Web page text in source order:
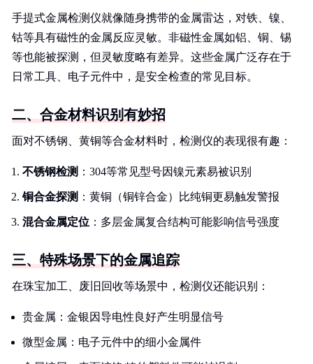
手提式金属检测仪就像随身携带的金属雷达，对铁、镍、
钴等具有磁性的金属反应灵敏。非磁性金属如铝、铜、锡
等也能被探测，但灵敏度略有差异。这些金属广泛存在于
日常工具、电子元件中，是安全检查的常见目标。
二、合金材料识别有妙招
面对不锈钢、黄铜等合金材料时，检测仪的表现很有趣：
不锈钢检测 ：304等常见型号因镍元素易被识别
铜合金探测 ：黄铜（铜锌合金）比纯铜更易触发警报
混合金属定位 ：多层金属复合结构可能影响信号强度
三、特殊场景下的金属追踪
在珠宝加工、废旧回收等场景中，检测仪还能识别：
贵金属：金银因导电性良好产生明显信号
微型金属：电子元件中的细小金属件